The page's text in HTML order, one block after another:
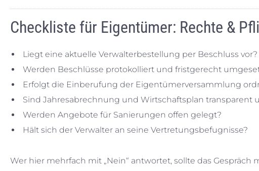
Checkliste für Eigentümer: Rechte &
Liegt eine aktuelle Verwalterbestellung per Beschluss vor?
Werden Beschlüsse protokolliert und fristgerecht
Erfolgt die Einberufung der Eigentümerversammlung
Sind Jahresabrechnung und Wirtschaftsplan transparent
Werden Angebote für Sanierungen offen gelegt?
Hält sich der Verwalter an seine Vertretungsbefugnisse?
Wer hier mehrfach mit „Nein“ antwortet, sollte das